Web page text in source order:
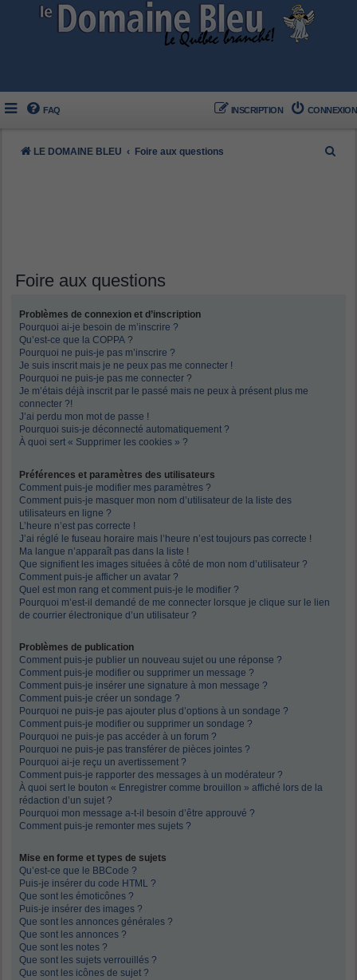
FAQ CONNEXION
INSCRIPTION
LE DOMAINE BLEU Foire aux questions
Foire aux questions
Problèmes de connexion et d’inscription
Pourquoi ai-je besoin de m’inscrire ?
Qu’est-ce que la COPPA ?
Pourquoi ne puis-je pas m’inscrire ?
Je suis inscrit mais je ne peux pas me connecter !
Pourquoi ne puis-je pas me connecter ?
Je m’étais déjà inscrit par le passé mais ne peux à présent plus me
connecter ?!
J’ai perdu mon mot de passe !
Pourquoi suis-je déconnecté automatiquement ?
À quoi sert « Supprimer les cookies » ?
Préférences et paramètres des utilisateurs
Comment puis-je modifier mes paramètres ?
Comment puis-je masquer mon nom d’utilisateur de la liste des
utilisateurs en ligne ?
L’heure n’est pas correcte !
J’ai réglé le fuseau horaire mais l’heure n’est toujours pas correcte !
Ma langue n’apparaît pas dans la liste !
Que signifient les images situées à côté de mon nom d’utilisateur ?
Comment puis-je afficher un avatar ?
Quel est mon rang et comment puis-je le modifier ?
Pourquoi m’est-il demandé de me connecter lorsque je clique sur le lien
de courrier électronique d’un utilisateur ?
Problèmes de publication
Comment puis-je publier un nouveau sujet ou une réponse ?
Comment puis-je modifier ou supprimer un message ?
Comment puis-je insérer une signature à mon message ?
Comment puis-je créer un sondage ?
Pourquoi ne puis-je pas ajouter plus d’options à un sondage ?
Comment puis-je modifier ou supprimer un sondage ?
Pourquoi ne puis-je pas accéder à un forum ?
Pourquoi ne puis-je pas transférer de pièces jointes ?
Pourquoi ai-je reçu un avertissement ?
Comment puis-je rapporter des messages à un modérateur ?
À quoi sert le bouton « Enregistrer comme brouillon » affiché lors de la
rédaction d’un sujet ?
Pourquoi mon message a-t-il besoin d’être approuvé ?
Comment puis-je remonter mes sujets ?
Mise en forme et types de sujets
Qu’est-ce que le BBCode ?
Puis-je insérer du code HTML ?
Que sont les émoticônes ?
Puis-je insérer des images ?
Que sont les annonces générales ?
Que sont les annonces ?
Que sont les notes ?
Que sont les sujets verrouillés ?
Que sont les icônes de sujet ?